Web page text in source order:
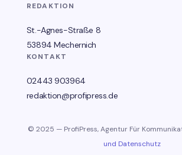
REDAKTION
St.-Agnes-Straße 8
53894 Mechernich
KONTAKT
02443 903964
redaktion@profipress.de
© 2025 — ProfiPress, Agentur Für
und Datenschutz